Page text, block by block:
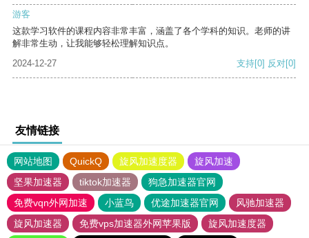
游客
这款学习软件的课程内容非常丰富，涵盖了各个学科的知识。老师的讲
解非常生动，让我能够轻松理解知识点。
2024-12-27
支持[0] 反对[0]
友情链接
网站地图 QuickQ 旋风加速度器
旋风加速
坚果加速器
tiktok加速器
狗急加速器官网
免费vqn外网加速
小蓝鸟 优途加速器官网
风驰加速器
旋风加速器
免费vps加速器外网苹果版
旋风加速度器